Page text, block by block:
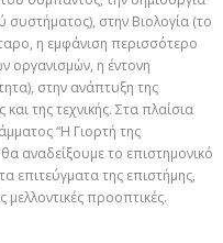
συστήματος), στην Βιολογία (το
η εμφάνιση περισσότερο
οργανισμών, η έντονη
στην ανάπτυξη της
και της τεχνικής. Στα πλαίσια
“Η Γιορτή της
θα αναδείξουμε το επιστημονικό
επιτεύγματα της επιστήμης,
μελλοντικές προοπτικές.